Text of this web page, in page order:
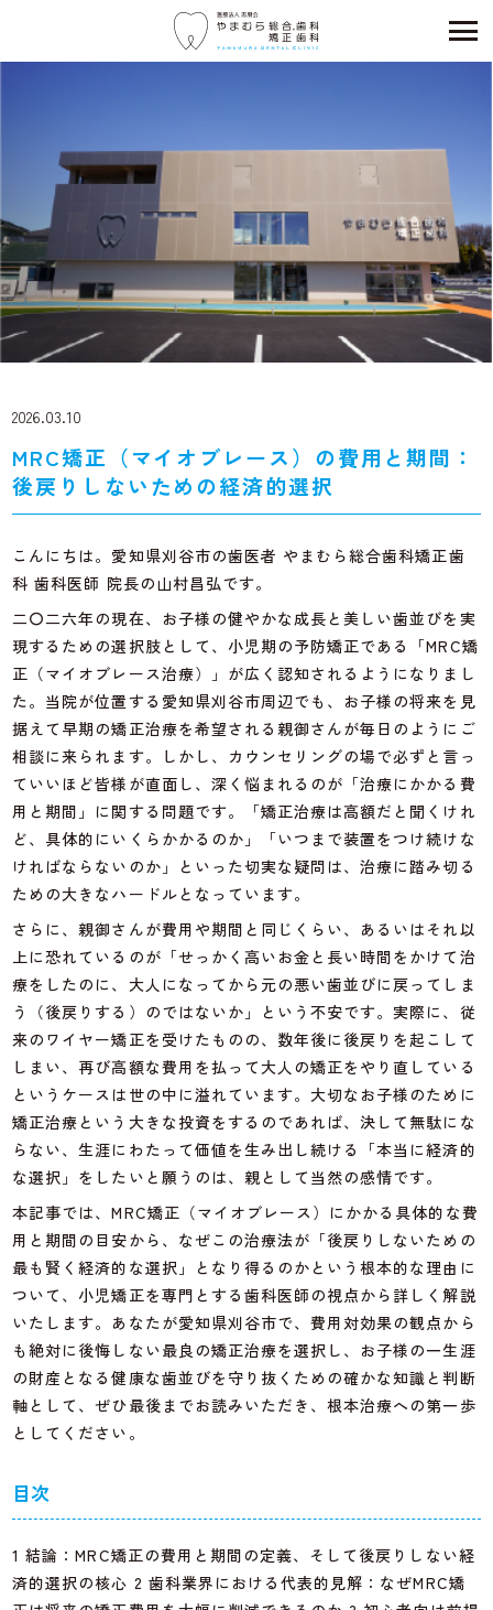
2026.03.10
MRC矯正（マイオブレース）の費用と期間：
後戻りしないための経済的選択
こんにちは。愛知県刈谷市の歯医者 やまむら総合歯科矯正歯
科 歯科医師 院長の山村昌弘です。
二〇二六年の現在、お子様の健やかな成長と美しい歯並びを実
現するための選択肢として、小児期の予防矯正である「MRC矯
正（マイオブレース治療）」が広く認知されるようになりまし
た。当院が位置する愛知県刈谷市周辺でも、お子様の将来を見
据えて早期の矯正治療を希望される親御さんが毎日のようにご
相談に来られます。しかし、カウンセリングの場で必ずと言っ
ていいほど皆様が直面し、深く悩まれるのが「治療にかかる費
用と期間」に関する問題です。「矯正治療は高額だと聞くけれ
ど、具体的にいくらかかるのか」「いつまで装置をつけ続けな
ければならないのか」といった切実な疑問は、治療に踏み切る
ための大きなハードルとなっています。
さらに、親御さんが費用や期間と同じくらい、あるいはそれ以
上に恐れているのが「せっかく高いお金と長い時間をかけて治
療をしたのに、大人になってから元の悪い歯並びに戻ってしま
う（後戻りする）のではないか」という不安です。実際に、従
来のワイヤー矯正を受けたものの、数年後に後戻りを起こして
しまい、再び高額な費用を払って大人の矯正をやり直している
というケースは世の中に溢れています。大切なお子様のために
矯正治療という大きな投資をするのであれば、決して無駄にな
らない、生涯にわたって価値を生み出し続ける「本当に経済的
な選択」をしたいと願うのは、親として当然の感情です。
本記事では、MRC矯正（マイオブレース）にかかる具体的な費
用と期間の目安から、なぜこの治療法が「後戻りしないための
最も賢く経済的な選択」となり得るのかという根本的な理由に
ついて、小児矯正を専門とする歯科医師の視点から詳しく解説
いたします。あなたが愛知県刈谷市で、費用対効果の観点から
も絶対に後悔しない最良の矯正治療を選択し、お子様の一生涯
の財産となる健康な歯並びを守り抜くための確かな知識と判断
軸として、ぜひ最後までお読みいただき、根本治療への第一歩
としてください。
目次
1 結論：MRC矯正の費用と期間の定義、そして後戻りしない経
済的選択の核心 2 歯科業界における代表的見解：なぜMRC矯